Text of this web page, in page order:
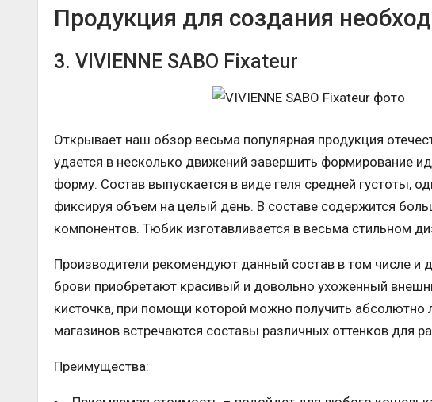
Продукция для создания
3. VIVIENNE SABO Fixateur
Открывает наш обзор весьма популярная продукция
удается в несколько движений завершить формирование
форму. Состав выпускается в виде геля средней густоты,
фиксируя объем на целый день. В составе содержится
компонентов. Тюбик изготавливается в весьма стильном
Производители рекомендуют данный состав в том числе и
брови приобретают красивый и довольно ухоженный
кисточка, при помощи которой можно получить
магазинов встречаются составы различных оттенков для
Преимущества: